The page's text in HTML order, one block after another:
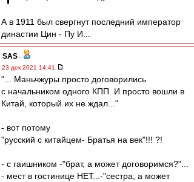
А в 1911 был свергнут последний император
династии Цин - Пу И...
SAS -
23 дек 2021 14:41
"... Маньчжуры просто договорились
с начальником одного КПП. И просто вошли в
Китай, который их не ждал..."
- вот потому
"русский с китайцем- Братья на век"!!! ?!
- с гаишником -"брат, а может договоримся?"...
- мест в гостинице НЕТ...-"сестра, а может